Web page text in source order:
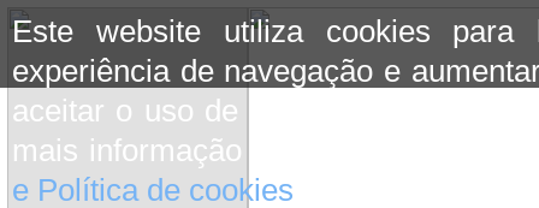
Este website utiliza cookies para
experiência de navegação e
aceitar o uso de cookies basta
mais informação consulte a
e Política de cookies